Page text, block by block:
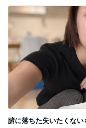
腑に落ちた失いたくない